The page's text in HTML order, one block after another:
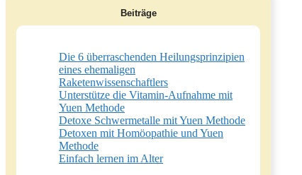
Beiträge
Die 6 überraschenden Heilungsprinzipien
eines ehemaligen
Raketenwissenschaftlers
Unterstütze die Vitamin-Aufnahme mit
Yuen Methode
Detoxe Schwermetalle mit Yuen Methode
Detoxen mit Homöopathie und Yuen
Methode
Einfach lernen im Alter